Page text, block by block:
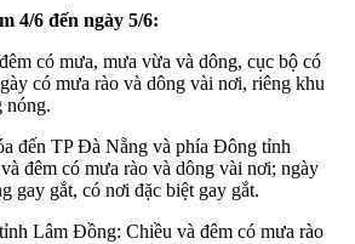
4/6 đến ngày 5/6:
có mưa, mưa vừa và dông, cục bộ có
có mưa rào và dông vài nơi, riêng khu
nóng.
đến TP Đà Nẵng và phía Đông tỉnh
đêm có mưa rào và dông vài nơi; ngày
gay gắt, có nơi đặc biệt gay gắt.
Lâm Đồng: Chiều và đêm có mưa rào